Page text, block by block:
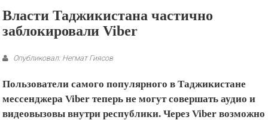
Власти Таджикистана частично
заблокировали Viber
Опубликовал: Негмат Гиясов
Пользователи самого популярного в Таджикистане
мессенджера Viber теперь не могут совершать аудио и
видеовызовы внутри республики. Через Viber возможно